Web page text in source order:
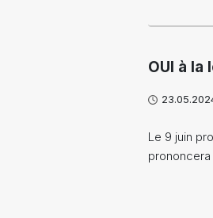
OUI à
Le 9 juin